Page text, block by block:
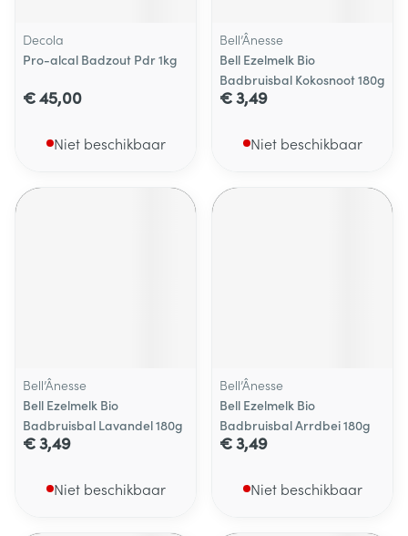
Decola
Pro-alcal Badzout Pdr 1kg
€ 45,00
Niet beschikbaar
Bell’Ânesse
Bell Ezelmelk Bio
Badbruisbal Kokosnoot 180g
€ 3,49
Niet beschikbaar
Bell’Ânesse
Bell Ezelmelk Bio
Badbruisbal Lavandel 180g
€ 3,49
Niet beschikbaar
Bell’Ânesse
Bell Ezelmelk Bio
Badbruisbal Arrdbei 180g
€ 3,49
Niet beschikbaar